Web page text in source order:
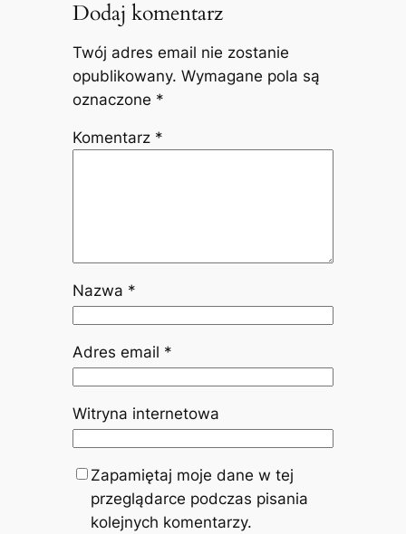
Dodaj komentarz
Twój adres email nie zostanie
opublikowany. Wymagane pola są
oznaczone *
Komentarz *
Nazwa *
Adres email *
Witryna internetowa
Zapamiętaj moje dane w tej
przeglądarce podczas pisania
kolejnych komentarzy.